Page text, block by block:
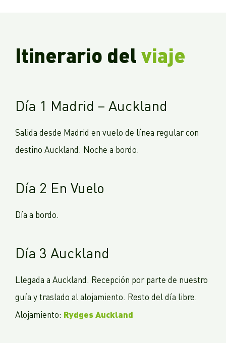
Itinerario del viaje
Día 1 Madrid – Auckland
Salida desde Madrid en vuelo de línea regular con
destino Auckland. Noche a bordo.
Día 2 En Vuelo
Día a bordo.
Día 3 Auckland
Llegada a Auckland. Recepción por parte de nuestro
guía y traslado al alojamiento. Resto del día libre.
Alojamiento: Rydges Auckland